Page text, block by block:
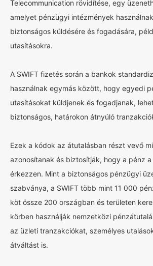
Telecommunication rövidítése, egy
amelyet pénzügyi intézmények
biztonságos küldésére és fogadására,
utasításokra.
A SWIFT fizetés során a bankok
használnak egymás között, hogy egyedi
utasításokat küldjenek és fogadjanak,
biztonságos, határokon átnyúló
Ezek a kódok az átutalásban részt vevő
azonosítanak és biztosítják, hogy a pénz
érkezzen. Mint a biztonságos pénzügyi
szabványa, a SWIFT több mint 11 000
köt össze 200 országban és területen
körben használják nemzetközi
az üzleti tranzakciókat, személyes
átváltást is.